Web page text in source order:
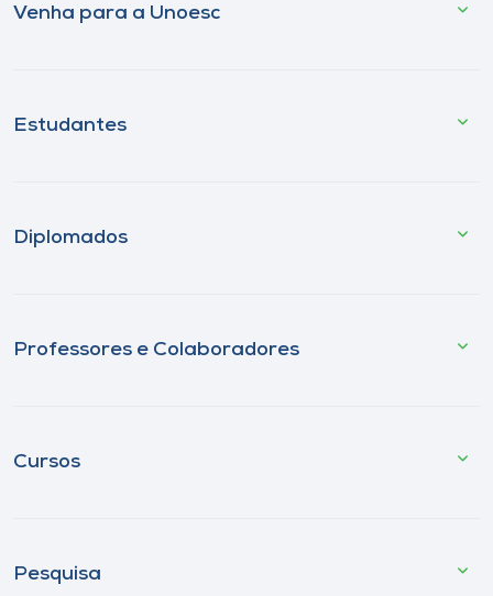
Venha para a Unoesc
Estudantes
Diplomados
Professores e Colaboradores
Cursos
Pesquisa